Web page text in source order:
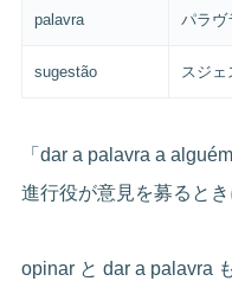
palavra パラヴ
sugestão スジェ
「dar a palavra a
進行役が意見を募るとき
opinar と dar a palavra